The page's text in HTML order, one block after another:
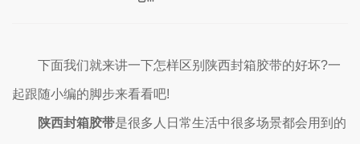
下面我们就来讲一下怎样区别陕西封箱胶带的好坏?一
起跟随小编的脚步来看看吧!
陕西封箱胶带是很多人日常生活中很多场景都会用到的